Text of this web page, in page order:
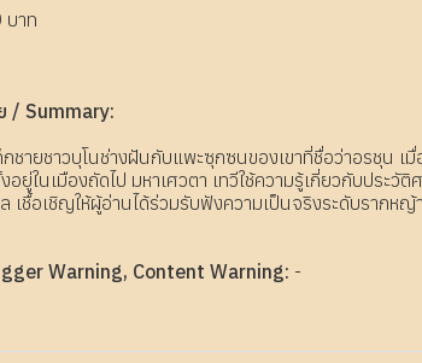
บาท
/ Summary:
กชายชาวบุโนช่างฝันกับแพะซุกซนของเขาที่ชื่อว่าอรชุน
อยู่ในเมืองถัดไป มหาเศวตา เทวีใช้ความรู้เกี่ยวกับปร
เชื้อเชิญให้ผู้อ่านได้ร่วมรับฟังความเป็นจริงระดับรากห
Warning, Content Warning: -